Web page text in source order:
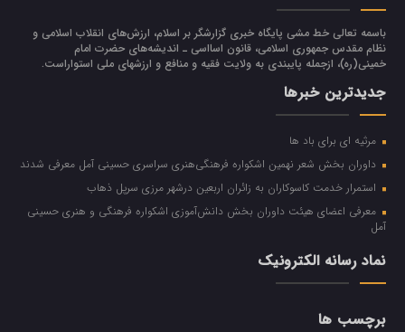
باسمه تعالی خط مشی پایگاه خبری گزارشگر بر اسلام، ارزش‌هاي انقلاب اسلامي و
نظام مقدس جمهوري اسلامي، قانون اسااسی ـ انديشه‌هاي حضرت امام
خميني(ره)، ازجمله پایبندی به ولايت فقيه و منافع و ارزشهاي ملي استواراست.
جدیدترین خبرها
مرثیه ای برای باد ها
داوران بخش شعر نهمین اشکواره فرهنگی‌هنری سراسری حسینی آمل معرفی شدند
استمرار خدمت کاسوکاران به زائران اربعین درشهر مرزی سرپل ذهاب
معرفی اعضای هیئت داوران بخش دانش‌آموزی اشکواره فرهنگی و هنری حسینی
آمل
نماد رسانه الکترونیک
برچسب ها